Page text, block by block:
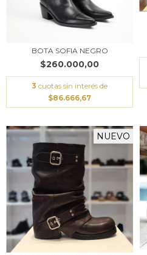
BOTA SOFIA NEGRO
$260.000,00
3 cuotas sin interés de
$86.666,67
NUEVO